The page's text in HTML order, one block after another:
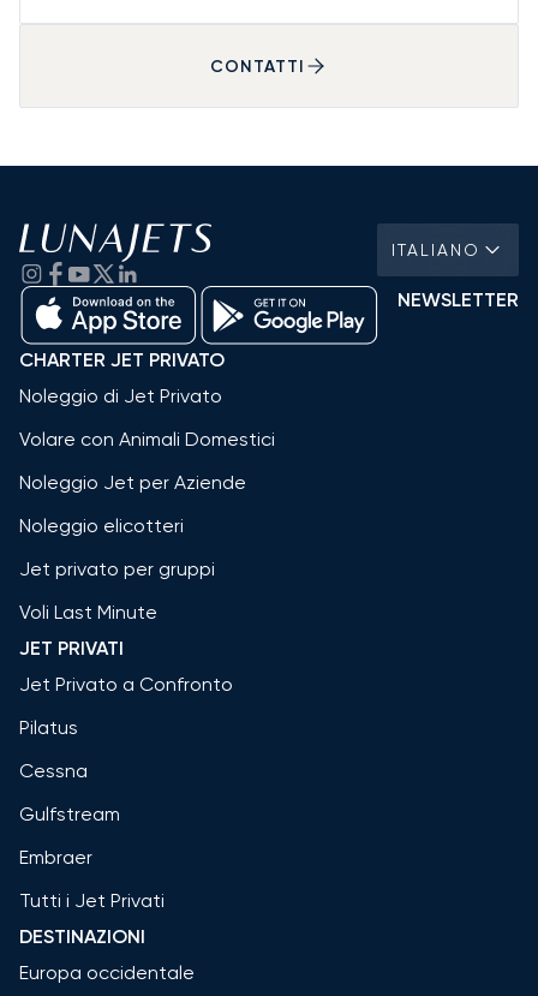
CONTATTI
ITALIANO
NEWSLETTER
CHARTER JET PRIVATO
Noleggio di Jet Privato
Volare con Animali Domestici
Noleggio Jet per Aziende
Noleggio elicotteri
Jet privato per gruppi
Voli Last Minute
JET PRIVATI
Jet Privato a Confronto
Pilatus
Cessna
Gulfstream
Embraer
Tutti i Jet Privati
DESTINAZIONI
Europa occidentale